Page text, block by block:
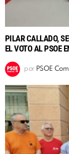
PILAR CALLADO,
EL VOTO AL PSOE
por PSOE